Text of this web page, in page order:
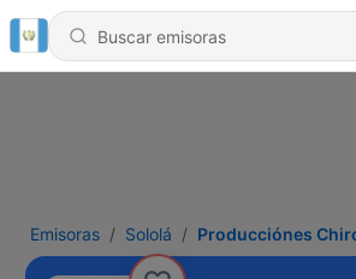
Emisoras Sololá Producciónes